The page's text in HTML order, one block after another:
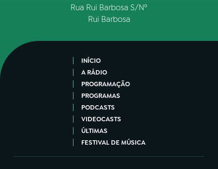
Rua Rui Barbosa S/Nº
Rui Barbosa
INÍCIO
A RÁDIO
PROGRAMAÇÃO
PROGRAMAS
PODCASTS
VIDEOCASTS
ÚLTIMAS
FESTIVAL DE MÚSICA